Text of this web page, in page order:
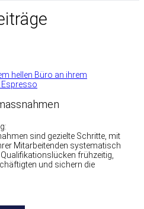
sind gezielte Schritte, mit
Mitarbeitenden systematisch
frühzeitig,
und sichern die